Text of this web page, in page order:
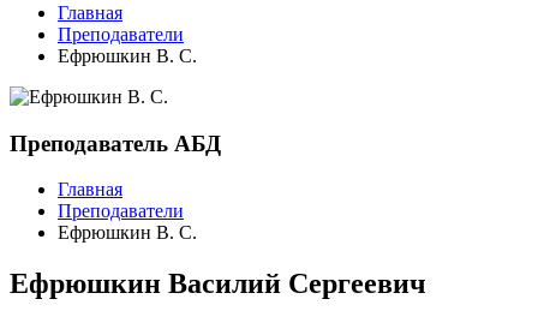
Главная
Преподаватели
Ефрюшкин В. С.
Преподаватель АБД
Главная
Преподаватели
Ефрюшкин В. С.
Ефрюшкин Василий Сергеевич